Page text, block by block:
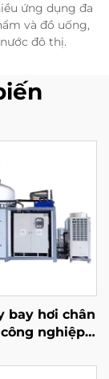
ứng dụng đa
và đồ uống,
đô thị.
bay hơi chân
nghiệp
Evaporator